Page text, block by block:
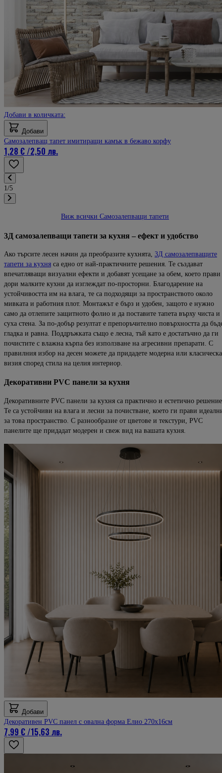
Добави в количката:
Добави
Самозалепващ тапет имитиращи камък в бежаво корфу
1,28 €/2,50 лв.
1/5
Виж всички Самозалепващи тапети
3Д самозалепващи тапети за кухня – ефект и удобство
Ако търсите лесен начин да преобразите кухнята, 3Д самозалепващите
тапети за кухня са едно от най-практичните решения. Те създават
впечатляващи визуални ефекти и добавят усещане за обем, което прави
дори малките кухни да изглеждат по-просторни. Благодарение на
устойчивостта им на влага, те са подходящи за пространството около
мивката и работния плот. Монтажът е бърз и удобен, защото е нужно
само да отлепите защитното фолио и да поставите тапета върху чиста и
суха стена. За по-добър резултат е препоръчително повърхността да
гладка и равна. Поддръжката също е лесна, тъй като е достатъчно да ги
почистите с влажна кърпа без използване на агресивни препарати. С
правилния избор на десен можете да придадете модерна или класическа
визия според стила на целия интериор.
Декоративни PVC панели за кухня
Декоративните PVC панели за кухня са практично и естетично
Те са устойчиви на влага и лесни за почистване, което ги прави
за това пространство. С разнообразие от цветове и текстури, PVC
панелите ще придадат модерен и свеж вид на вашата кухня.
Добави
Декоративен PVC панел с овална форма Елио 270х16см
7,99 € /15,63 лв.